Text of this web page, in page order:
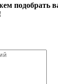
подобрать